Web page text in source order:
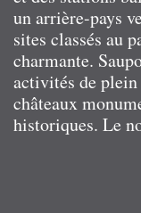
un arrière-pays
sites classés au
charmante.
activités de
châteaux
historiques. Le